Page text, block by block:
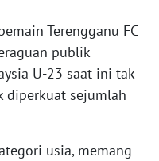
Terengganu FC
publik
U-23 saat ini tak
diperkuat sejumlah
usia, memang